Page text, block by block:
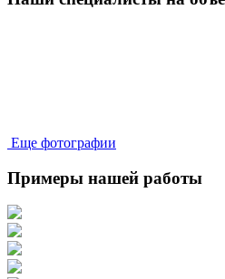
Еще фотографии
Примеры нашей работы